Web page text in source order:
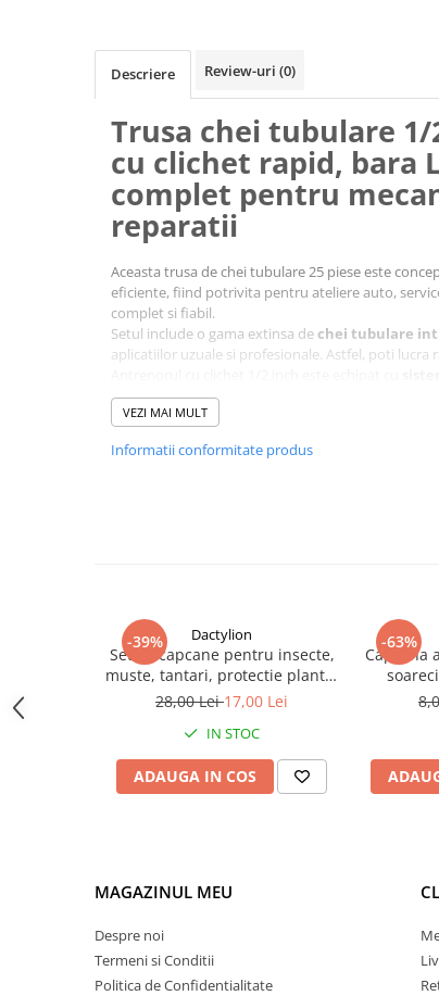
Descriere Review-uri (0)
Trusa chei tubulare 1/
cu clichet rapid, bara
complet pentru
reparatii
Aceasta trusa de chei tubulare 25 piese este
eficiente, fiind potrivita pentru ateliere auto,
complet si fiabil.
Setul include o gama extinsa de chei tubulare
aplicatiilor uzuale si profesionale. Astfel, poti lucra
schimbarea usoara a capetelor si control optim in
Trusa este echipata cu
VEZI MAI MULT
Informatii conformitate produs
-39% Dactylion
Set 20 capcane pentru insecte,
muste, tantari, protectie plante,
autoadezive, fata-verso, 10 x 15
28,00 Lei17,00 Lei
IN STOC
ADAUGA IN COS
-63%
Capcana
MAGAZINUL MEU
Despre noi
Termeni si Conditii
Politica de Confidentialitate